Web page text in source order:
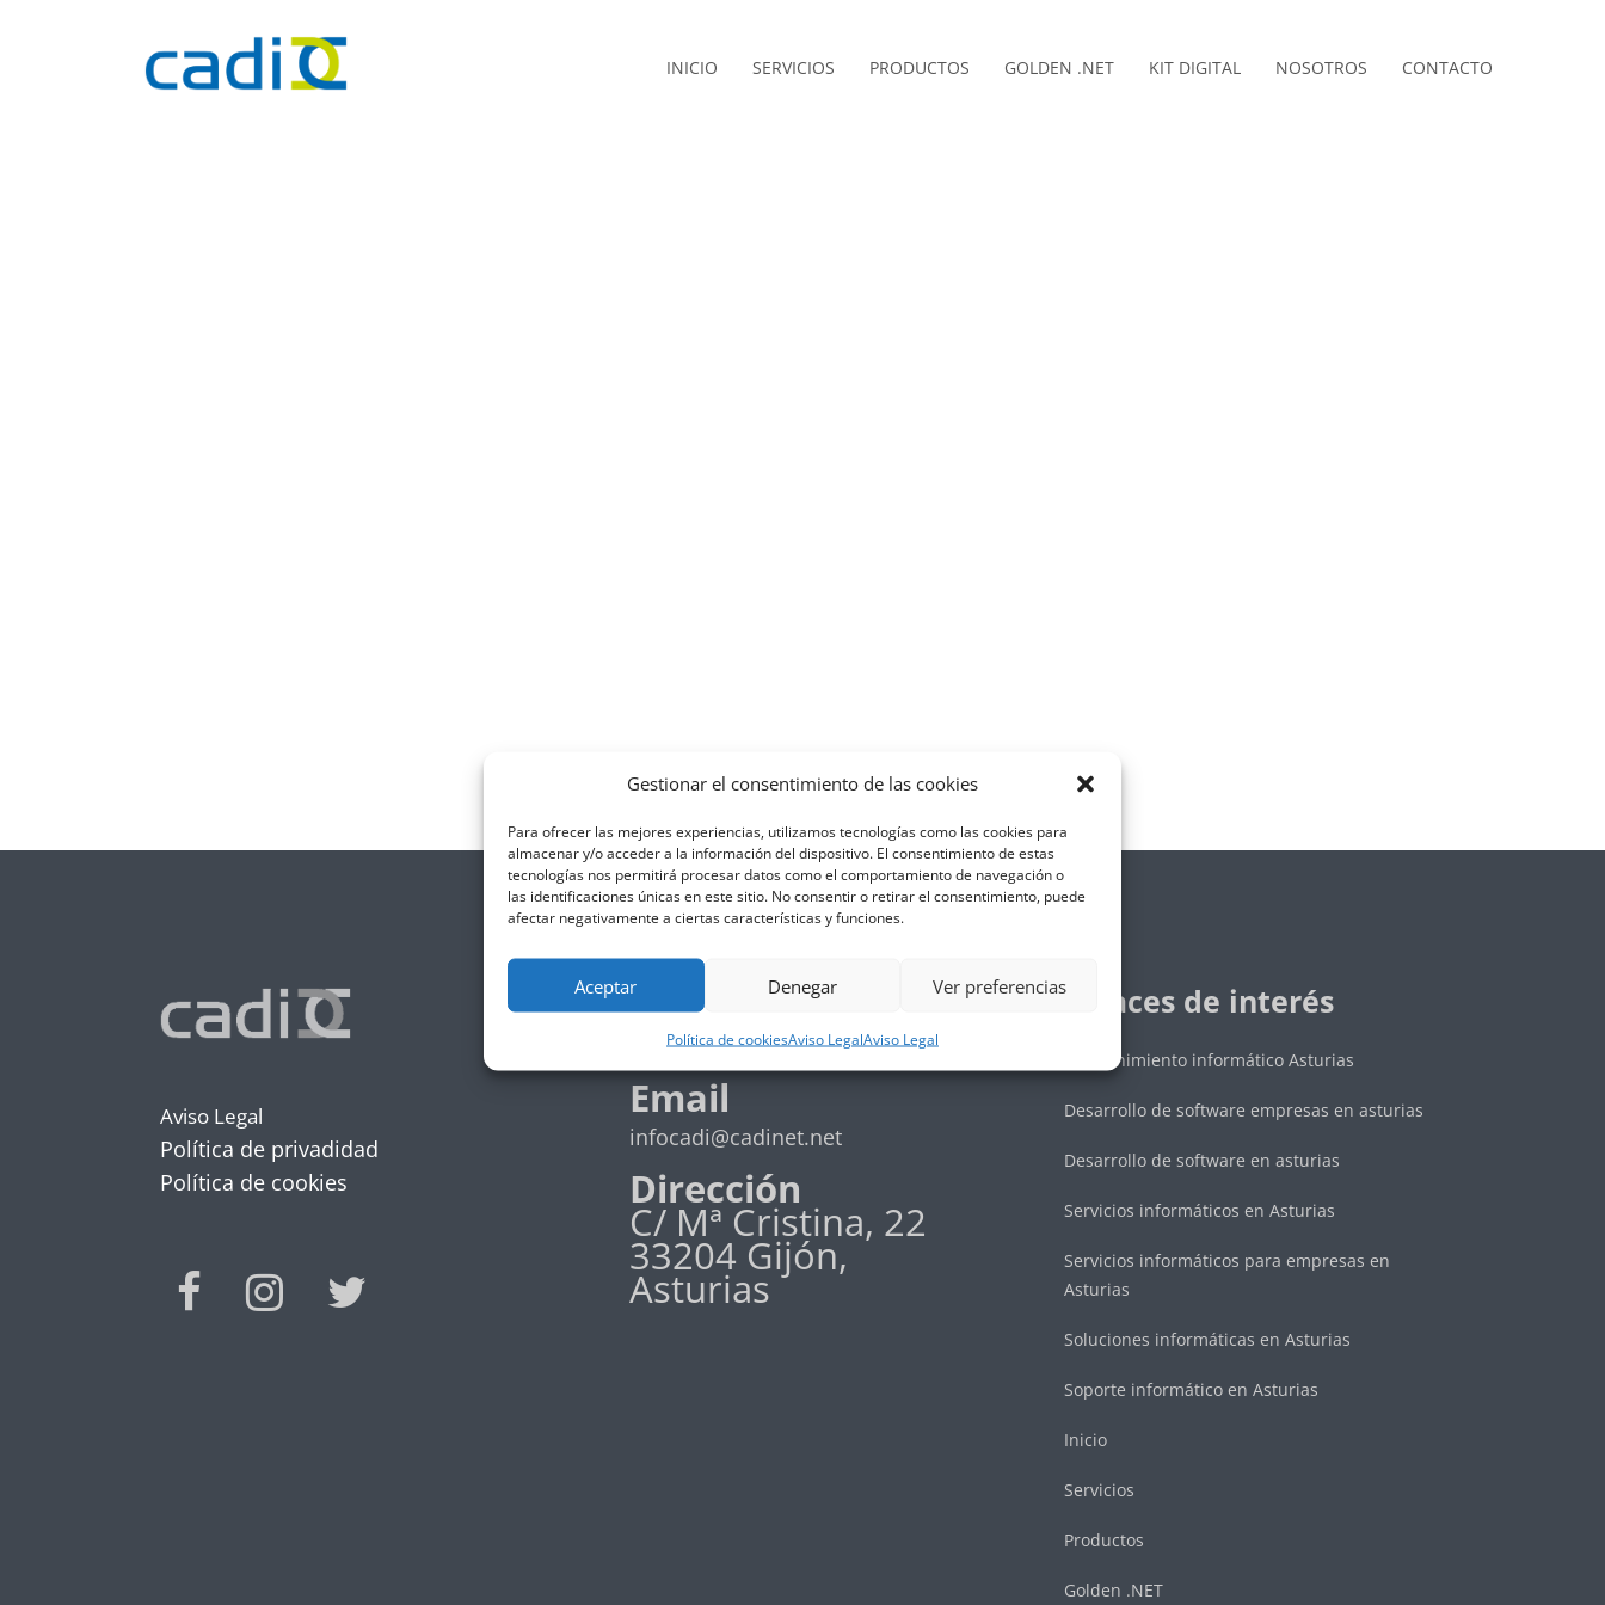
Gestionar el consentimiento de las cookies
Para ofrecer las mejores experiencias, utilizamos tecnologías como las cookies para
almacenar y/o acceder a la información del dispositivo. El consentimiento de estas
tecnologías nos permitirá procesar datos como el comportamiento de navegación o
las identificaciones únicas en este sitio. No consentir o retirar el consentimiento, puede
afectar negativamente a ciertas características y funciones.
Aceptar Denegar Ver preferencias
Política de cookiesAviso LegalAviso Legal
INICIO SERVICIOS PRODUCTOS GOLDEN .NET KIT DIGITAL NOSOTROS CONTACTO
Aviso Legal
Política de privadidad
Política de cookies
Teléfono
+34 985 19 58 42
Email
infocadi@cadinet.net
Dirección
C/ Mª Cristina, 22
33204 Gijón,
Asturias
Enlaces de interés
Mantenimiento informático Asturias
Desarrollo de software empresas en asturias
Desarrollo de software en asturias
Servicios informáticos en Asturias
Servicios informáticos para empresas en
Asturias
Soluciones informáticas en Asturias
Soporte informático en Asturias
Inicio
Servicios
Productos
Golden .NET